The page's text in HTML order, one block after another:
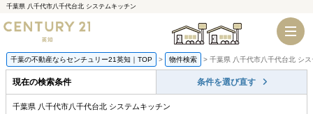
千葉県 八千代市八千代台北 システムキッチン
千葉店 船橋店
千葉の不動産ならセンチュリー21英知｜TOP 物件検索 千葉県 八千代市八千代台北 シ
現在の検索条件 条件を選び直す
千葉県 八千代市八千代台北 システムキッチン